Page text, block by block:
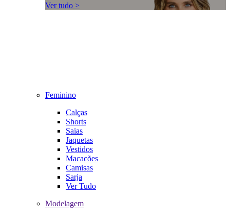
Ver tudo >
Feminino
Calças
Shorts
Saias
Jaquetas
Vestidos
Macacões
Camisas
Sarja
Ver Tudo
Modelagem